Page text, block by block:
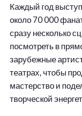
Каждый год
около 70 000
сразу несколько
посмотреть в
зарубежные
театрах, чтобы
мастерство и
творческой